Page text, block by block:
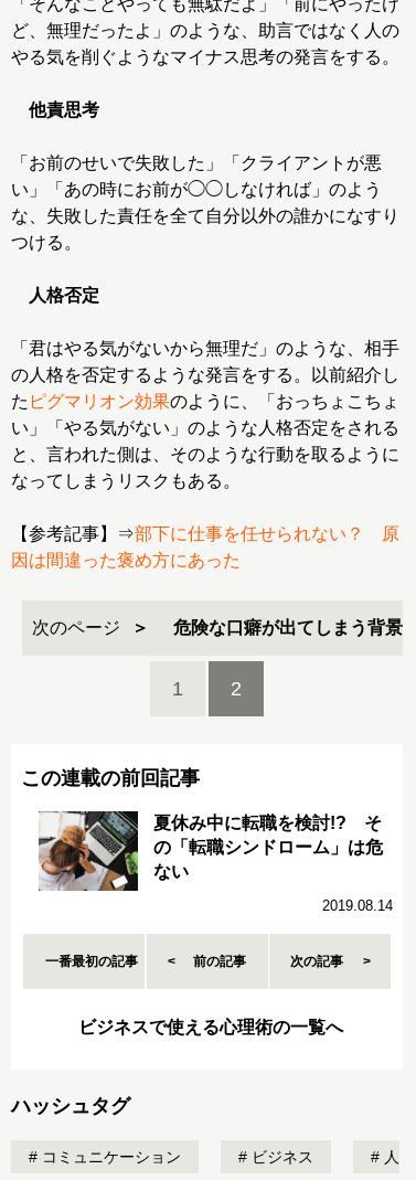
ど、無理だったよ」のような、助言ではなく人の
やる気を削ぐようなマイナス思考の発言をする。
他責思考
「お前のせいで失敗した」「クライアントが悪
い」「あの時にお前が◯◯しなければ」のよう
な、失敗した責任を全て自分以外の誰かになすり
つける。
人格否定
「君はやる気がないから無理だ」のような、相手
の人格を否定するような発言をする。以前紹介し
た ピグマリオン効果のように、「おっちょこちょ
い」「やる気がない」のような人格否定をされる
と、言われた側は、そのような行動を取るように
なってしまうリスクもある。
【参考記事】⇒部下に仕事を任せられない？ 原
因は間違った褒め方にあった
次のページ 危険な口癖が出てしまう背景
1 2
この連載の前回記事
夏休み中に転職を検討!? そ
の「転職シンドローム」は危
ない
2019.08.14
一番最初の記事 前の記事 次の記事
ビジネスで使える心理術の一覧へ
ハッシュタグ
コミュニケーション ビジネス 人